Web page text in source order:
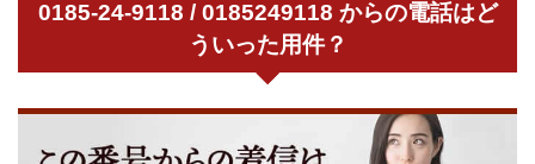
0185-24-9118 / 0185249118 からの電話はど
ういった用件？